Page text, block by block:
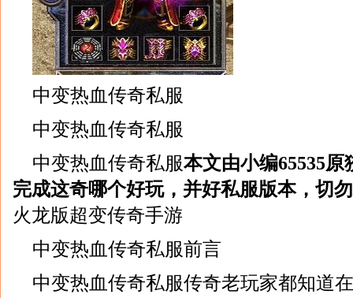
中变热血传奇私服
中变热血传奇私服
中变热血传奇私服本文由小编65535
完成这奇哪个好玩，并好私服版本，切
火龙版超变传奇手游
中变热血传奇私服前言
中变热血传奇私服传奇老玩家都知道